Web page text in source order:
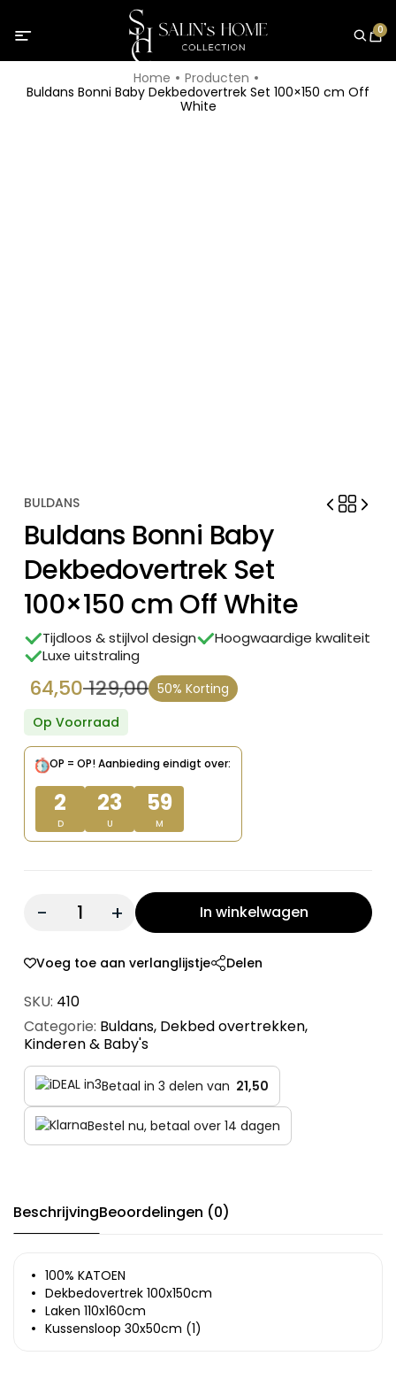
0
Home
Producten
Buldans Bonni Baby Dekbedovertrek Set 100×150 cm Off
White
BULDANS
Buldans Bonni Baby
Dekbedovertrek Set
100×150 cm Off White
Tijdloos & stijlvol design
Hoogwaardige kwaliteit
Luxe uitstraling
129,00
Oorspronkelijke
prijs
was:
€ 129,00.
64,50
Huidige
prijs
is:
€ 64,50.
50% Korting
Op Voorraad
OP = OP!Aanbieding eindigt over:
2
D
23
U
59
M
Quantity: In winkelwagen
Voeg toe aan verlanglijstje Delen
SKU: 410
Categorie: Buldans, Dekbed overtrekken,
Kinderen & Baby's
Betaal in 3 delen van 21,50
Bestel nu, betaal over 14 dagen
BeschrijvingBeoordelingen (0)
100% KATOEN
Dekbedovertrek 100x150cm
Laken 110x160cm
Kussensloop 30x50cm (1)